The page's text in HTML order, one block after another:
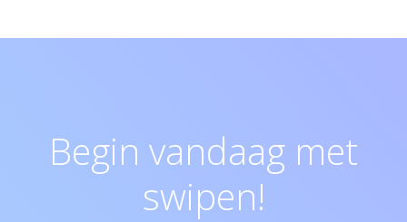
Begin vandaag met
swipen!